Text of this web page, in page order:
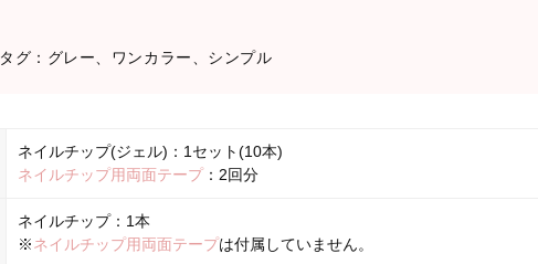
タグ：グレー、ワンカラー、シンプル
ネイルチップ(ジェル)：1セット(10本)
ネイルチップ用両面テープ：2回分
ネイルチップ：1本
※ネイルチップ用両面テープは付属していません。